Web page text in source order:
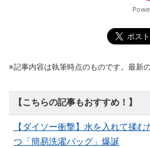
※記事内容は執筆時点のものです。最新
【こちらの記事もおすすめ！】
【ダイソー衝撃】水を入れて揉
つ「簡易洗濯バッグ」爆誕